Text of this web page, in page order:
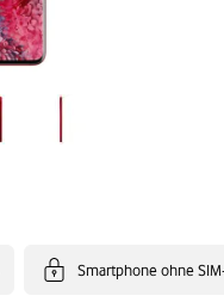
Smartphone ohne